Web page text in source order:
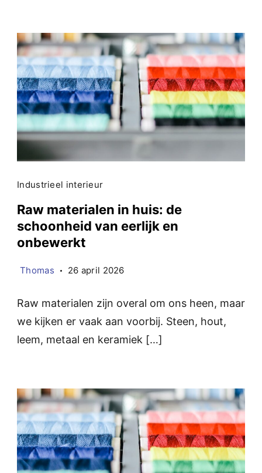
Industrieel interieur
Raw materialen in huis: de
schoonheid van eerlijk en
onbewerkt
Thomas 26 april 2026
Raw materialen zijn overal om ons heen, maar
we kijken er vaak aan voorbij. Steen, hout,
leem, metaal en keramiek […]